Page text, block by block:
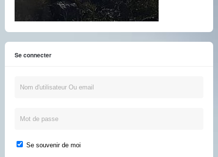
Se connecter
Se souvenir de moi